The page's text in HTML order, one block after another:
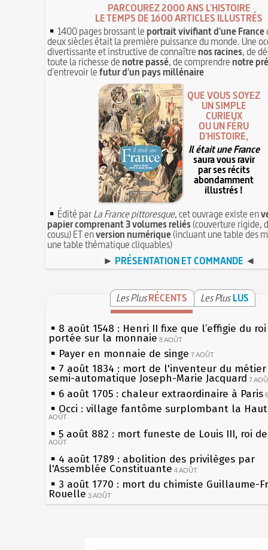
PARCOUREZ 2000 ANS L'HISTOIRE
LE TEMPS DE 1600 ARTICLES ILLUSTRÉS
1400 pages brossant leportrait vivifiant d'une France
deux siècles était la première puissance du monde. Une
divertissante et instructive de connaîtrenos racines, de
toute la richesse denotre passé, de comprendrenotre
d'entrevoir lefutur d'un pays millénaire
QUE VOUS SOYEZ
UN SIMPLE
CURIEUX
OU UN FÉRU
D'HISTOIRE,
Il était une France
saura vous ravir
par ses récits
abondamment
illustrés !
Édité parLa France pittoresque, cet ouvrage existe en
papier comprenant 3 volumes reliés(couverture rigide,
cousu) ET enversion numérique(incluant une table des
une table thématique cliquables)
► PRÉSENTATION ET COMMANDE ◄
Les PlusRÉCENTS Les Plus LUS
8 août 1548 : Henri II fixe que l’effigie du
portée sur la monnaie 8 AOÛT
Payer en monnaie de singe 7 AOÛT
7 août 1834 : mort de l'inventeur du
semi-automatique Joseph-Marie Jacquard 7
6 août 1705 : chaleur extraordinaire à Paris
Occi : village fantôme surplombant la
AOÛT
5 août 882 : mort funeste de Louis III, roi
AOÛT
4 août 1789 : abolition des privilèges par
l'Assemblée Constituante 4 AOÛT
3 août 1770 : mort du chimiste Guillaume-
Rouelle 3 AOÛT
Musée Jean de La Fontaine : réouverture